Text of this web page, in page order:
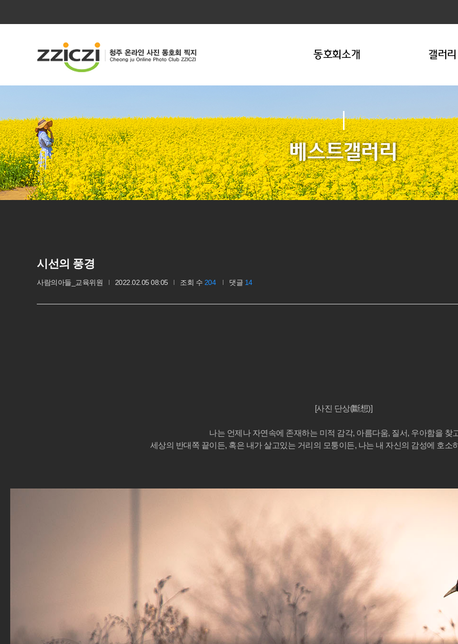
동호회소개 갤러리
베스트갤러리
시선의 풍경
사람의아들_교육위원 2022.02.05 08:05 조회 수 204 댓글 14
[사진 단상(斷想)]
나는 언제나 자연속에 존재하는 미적 감각, 아름다움, 질서, 우아함을 찾
세상의 반대쪽 끝이든, 혹은 내가 살고있는 거리의 모퉁이든, 나는 내 자신의 감성에 호소